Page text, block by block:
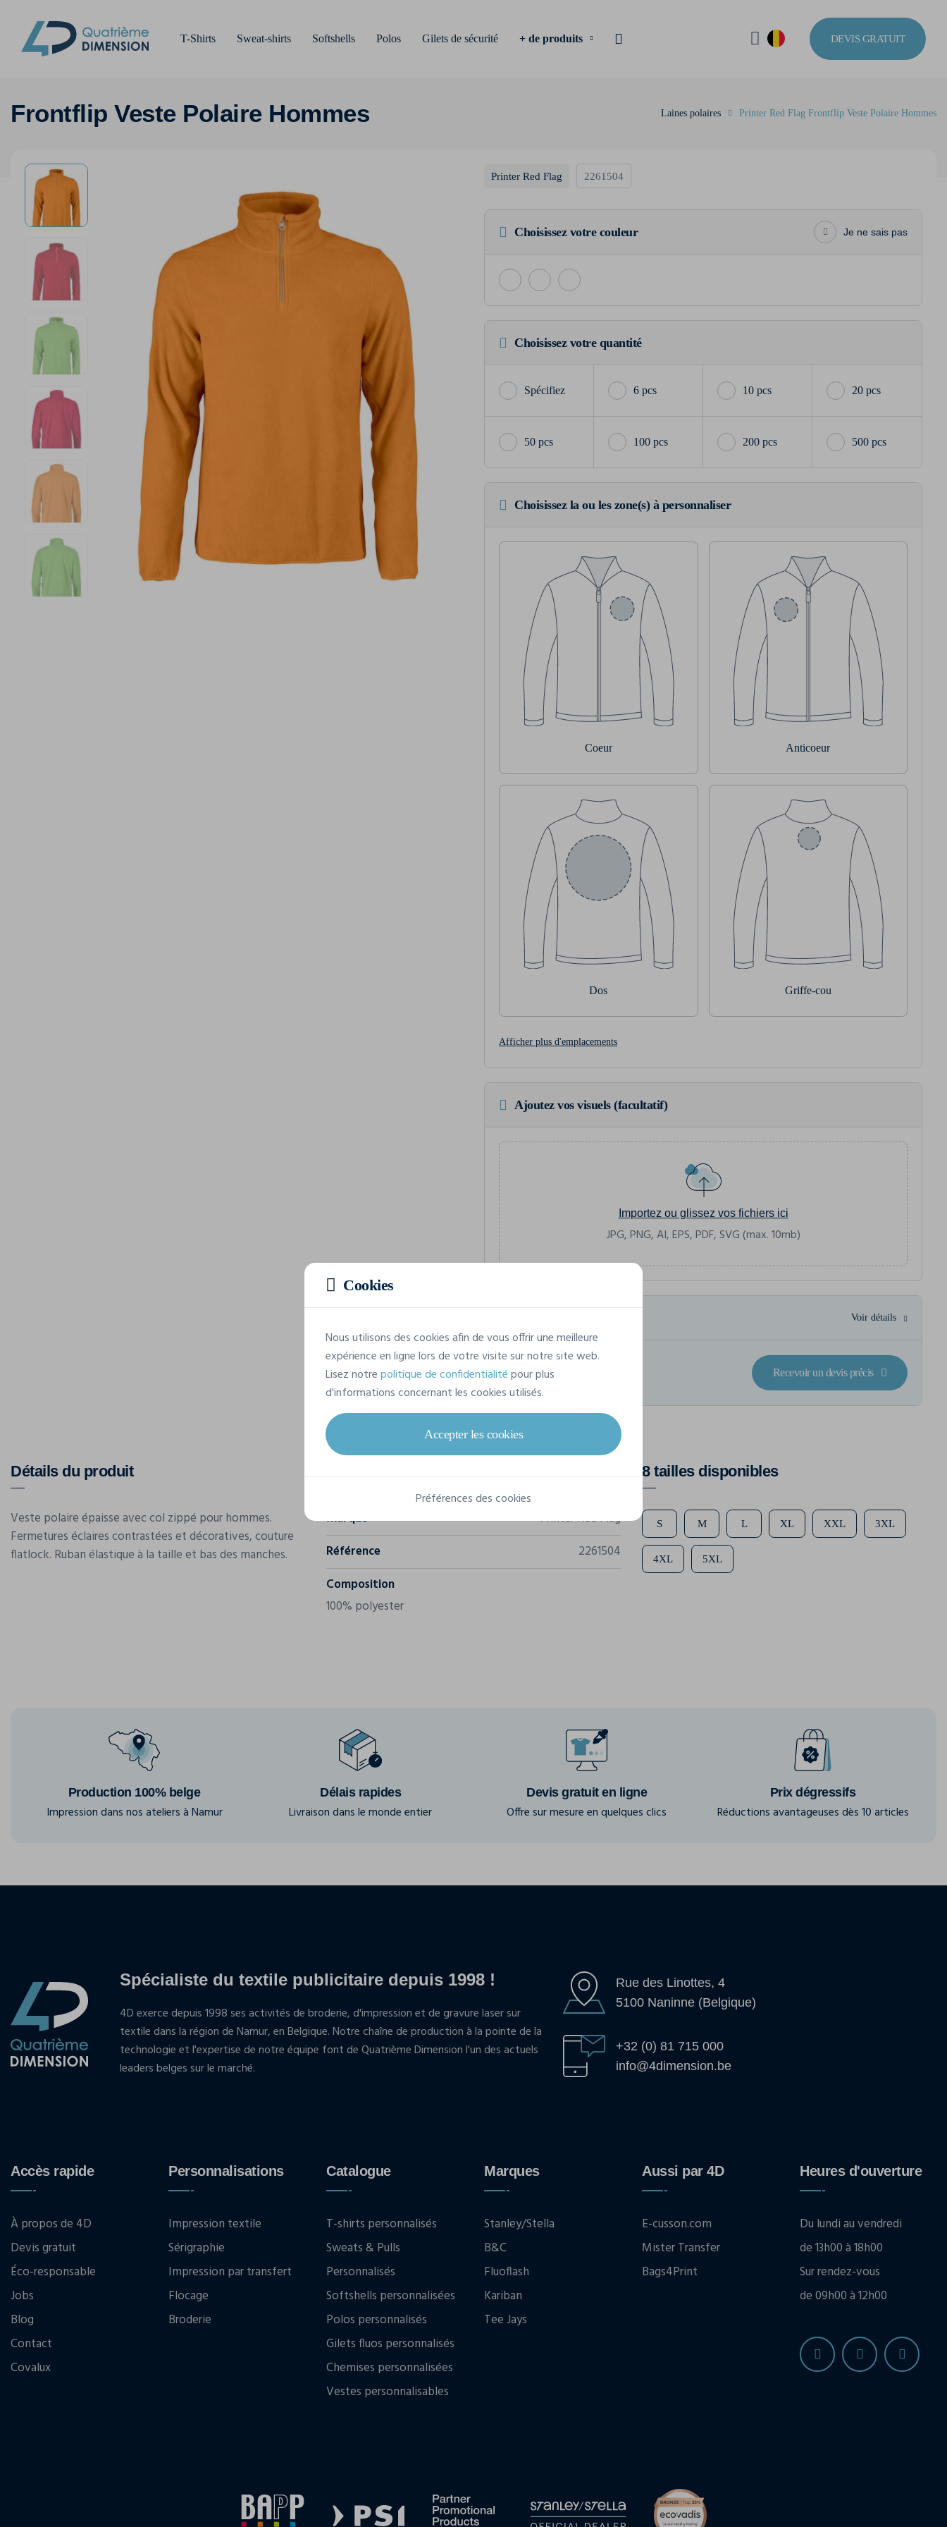
T-Shirts Sweat-shirts Softshells Polos Gilets de sécurité + de produits DEVIS GRATUIT
Frontflip Veste Polaire Hommes Laines polaires Printer Red Flag Frontflip Veste Polaire Hommes
Printer Red Flag 2261504
Choisissez votre couleur Je ne sais pas
Choisissez votre quantité
6 pcs 10 pcs 20 pcs
50 pcs 100 pcs 200 pcs 500 pcs
Choisissez la ou les zone(s) à personnaliser
Coeur Anticoeur
Dos Griffe-cou
Afficher plus d'emplacements
Ajoutez vos visuels (facultatif)
Importez ou glissez vos fichiers ici
JPG, PNG, AI, EPS, PDF, SVG (max. 10mb)
Voir détails
18,00 € TTC /pièce
Soit un total de 108,03 € TTC
Recevoir un devis précis
Détails du produit
Veste polaire épaisse avec col zippé pour hommes.
Fermetures éclaires contrastées et décoratives, couture
flatlock. Ruban élastique à la taille et bas des manches.
Marque
Printer Red Flag
Référence
2261504
Composition
100% polyester
8 tailles disponibles
S M L XL XXL 3XL
4XL 5XL
Production 100% belge
Impression dans nos ateliers à Namur
Délais rapides
Livraison dans le monde entier
Devis gratuit en ligne
Offre sur mesure en quelques clics
Prix dégressifs
Réductions avantageuses dès 10 articles
Spécialiste du textile publicitaire depuis 1998 !
4D exerce depuis 1998 ses activités de broderie, d'impression et de gravure laser sur
textile dans la région de Namur, en Belgique. Notre chaîne de production à la pointe de la
technologie et l'expertise de notre équipe font de Quatrième Dimension l'un des actuels
leaders belges sur le marché.
Rue des Linottes, 4
5100 Naninne (Belgique)
+32 (0) 81 715 000
info@4dimension.be
Accès rapide
À propos de 4D
Devis gratuit
Éco-responsable
Jobs
Blog
Contact
Covalux
Personnalisations
Impression textile
Sérigraphie
Impression par transfert
Flocage
Broderie
Catalogue
T-shirts personnalisés
Sweats & Pulls
Personnalisés
Softshells personnalisées
Polos personnalisés
Gilets fluos personnalisés
Chemises personnalisées
Vestes personnalisables
Marques
Stanley/Stella
B&C
Fluoflash
Kariban
Tee Jays
Aussi par 4D
E-cusson.com
Mister Transfer
Bags4Print
Heures d'ouverture
Du lundi au vendredi
de 13h00 à 18h00
Sur rendez-vous
de 09h00 à 12h00
Cookies
Nous utilisons des cookies afin de vous offrir une meilleure
expérience en ligne lors de votre visite sur notre site web.
Lisez notrepolitique de confidentialitépour plus
d'informations concernant les cookies utilisés.
Accepter les cookies
Préférences des cookies